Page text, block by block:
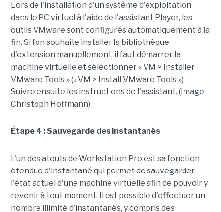
Lors de l'installation d'un système d'exploitation
dans le PC virtuel à l'aide de l'assistant Player, les
outils VMware sont configurés automatiquement à la
fin. Si l’on souhaite installer la bibliothèque
d'extension manuellement, il faut démarrer la
machine virtuelle et sélectionner « VM > Installer
VMware Tools » (« VM > Install VMware Tools »).
Suivre ensuite les instructions de l'assistant. (Image
Christoph Hoffmann)
Étape 4 : Sauvegarde des instantanés
L'un des atouts de Workstation Pro est sa fonction
étendue d'instantané qui permet de sauvegarder
l'état actuel d'une machine virtuelle afin de pouvoir y
revenir à tout moment. Il est possible d'effectuer un
nombre illimité d'instantanés, y compris des